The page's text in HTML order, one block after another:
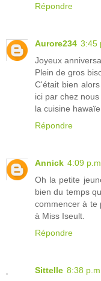
Répondre
Aurore234 3:45
Joyeux
Plein de gros
C'était bien
ici par chez
la cuisine
Répondre
Annick 4:09 p.m.
Oh la petite
bien du temps
commencer à te
à Miss Iseult.
Répondre
Sittelle 8:38 p.m.